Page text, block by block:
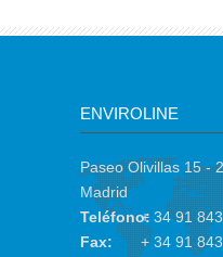
ENVIROLINE
Paseo Olivillas 15 -
Madrid
Teléfono:+ 34 91
Fax:
+ 34 91